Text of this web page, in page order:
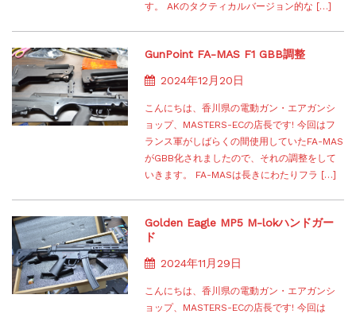
す。 AKのタクティカルバージョン的な […]
GunPoint FA-MAS F1 GBB調整
2024年12月20日
こんにちは、香川県の電動ガン・エアガンシ
ョップ、MASTERS-ECの店長です! 今回はフ
ランス軍がしばらくの間使用していたFA-MAS
がGBB化されましたので、それの調整をして
いきます。 FA-MASは長きにわたりフラ […]
Golden Eagle MP5 M-lokハンドガー
ド
2024年11月29日
こんにちは、香川県の電動ガン・エアガンシ
ョップ、MASTERS-ECの店長です! 今回は